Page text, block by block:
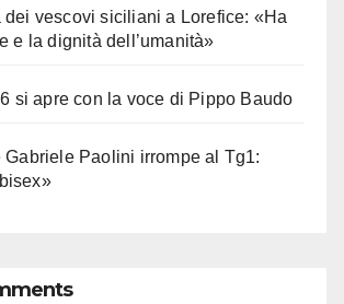
dei vescovi siciliani a Lorefice: «Ha
e la dignità dell’umanità»
si apre con la voce di Pippo Baudo
Gabriele Paolini irrompe al Tg1: